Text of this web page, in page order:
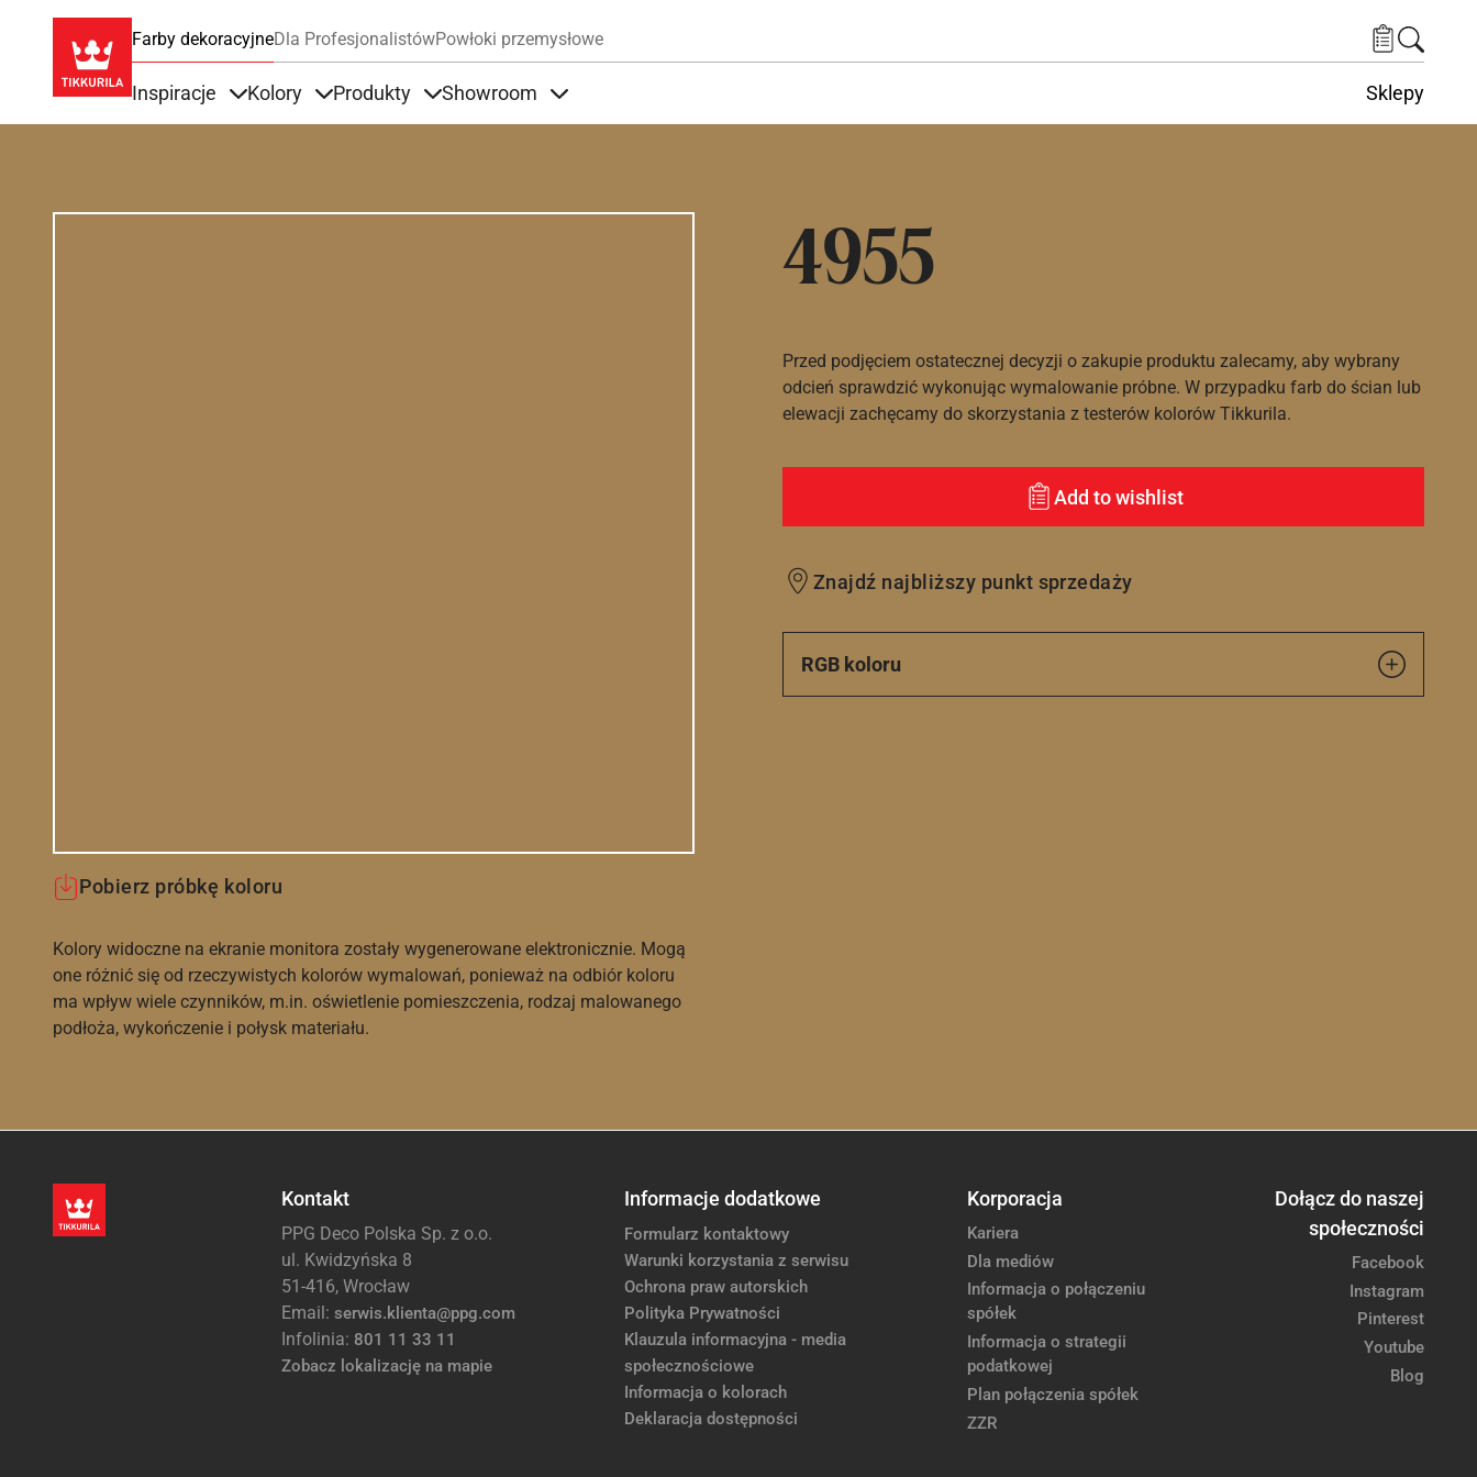
Farby dekoracyjneDla ProfesjonalistówPowłoki przemysłowe
Inspiracje Kolory Produkty Showroom Sklepy
4955
Pobierz próbkę koloru
Kolory widoczne na ekranie monitora zostały wygenerowane elektronicznie. Mogą
one różnić się od rzeczywistych kolorów wymalowań, ponieważ na odbiór koloru
ma wpływ wiele czynników, m.in. oświetlenie pomieszczenia, rodzaj malowanego
podłoża, wykończenie i połysk materiału.
Przed podjęciem ostatecznej decyzji o zakupie produktu zalecamy, aby wybrany
odcień sprawdzić wykonując wymalowanie próbne. W przypadku farb do ścian lub
elewacji zachęcamy do skorzystania z testerów kolorów Tikkurila.
Add to wishlist
Znajdź najbliższy punkt sprzedaży
RGB koloru
Kontakt
PPG Deco Polska Sp. z o.o.
ul. Kwidzyńska 8
51-416, Wrocław
Email: serwis.klienta@ppg.com
Infolinia: 801 11 33 11
Zobacz lokalizację na mapie
Informacje dodatkowe
Formularz kontaktowy
Warunki korzystania z serwisu
Ochrona praw autorskich
Polityka Prywatności
Klauzula informacyjna - media
społecznościowe
Informacja o kolorach
Deklaracja dostępności
Korporacja
Kariera
Dla mediów
Informacja o połączeniu
spółek
Informacja o strategii
podatkowej
Plan połączenia spółek
ZZR
Dołącz do naszej
społeczności
Facebook
Instagram
Pinterest
Youtube
Blog